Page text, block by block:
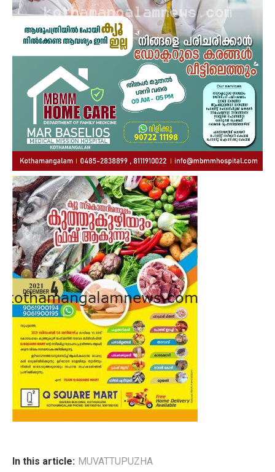
In this article: MUVATTUPUZHA